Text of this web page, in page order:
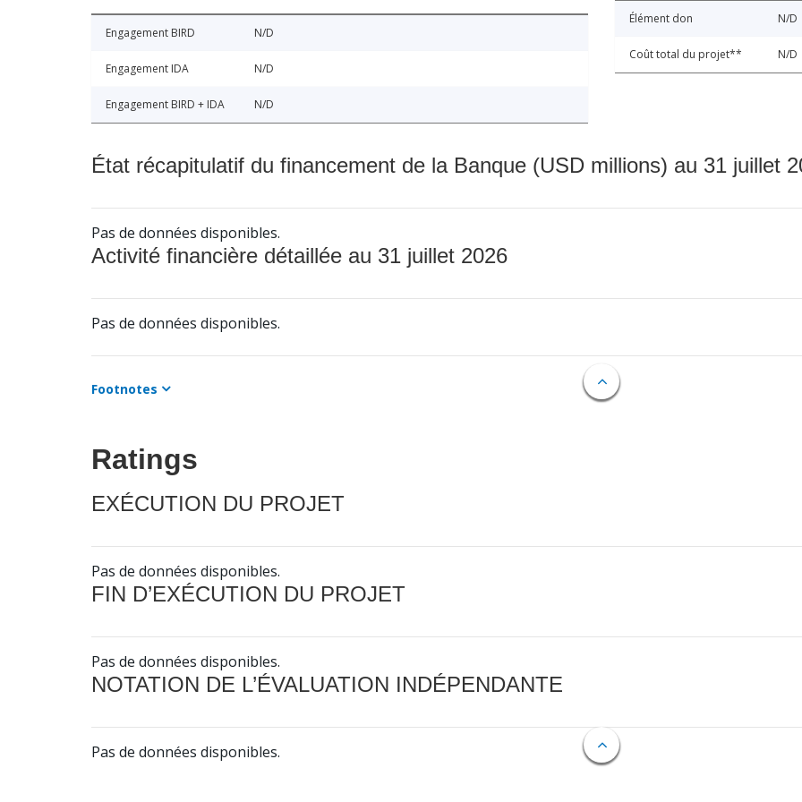
Engagement BIRD N/D
Engagement IDA N/D
Engagement BIRD + IDA N/D
Élément don N/D
Coût total du projet** N/D
État récapitulatif du financement de la Banque (USD millions) au 31 juillet
Pas de données disponibles.
Activité financière détaillée au 31 juillet 2026
Pas de données disponibles.
Footnotes
Ratings
EXÉCUTION DU PROJET
Pas de données disponibles.
FIN D’EXÉCUTION DU PROJET
Pas de données disponibles.
NOTATION DE L’ÉVALUATION INDÉPENDANTE
Pas de données disponibles.